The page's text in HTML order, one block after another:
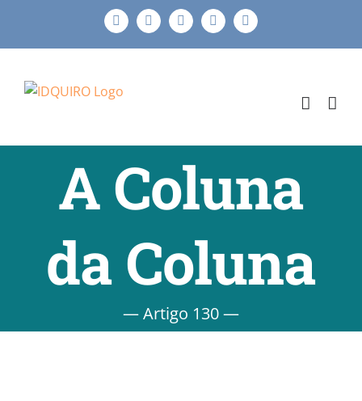
o
FacebookInstagram
X LinkedIn
E-
A Coluna
da Coluna
— Artigo 130 —